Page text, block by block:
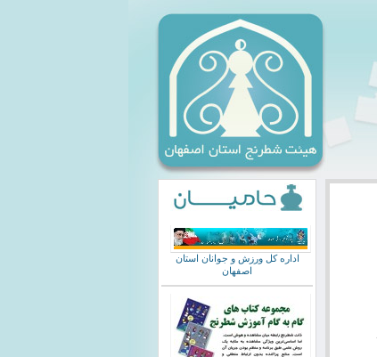
اداره کل ورزش و جوانان استان
اصفهان